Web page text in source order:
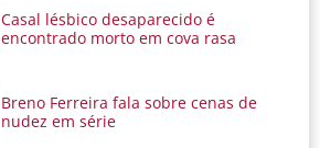
Casal lésbico desaparecido é
encontrado morto em cova rasa
Breno Ferreira fala sobre cenas de
nudez em série